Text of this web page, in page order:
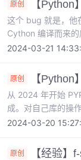
原创 【Python
这个 bug 就是，他
Cython 编译而来
存根，但是没有版
2024-03-21
原创 【Python
从 2024 年开始
成。对自己库的操
xxx。windows 在
2024-03-20
原创 【经验】